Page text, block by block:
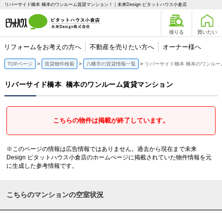
借りる 買いたい
リフォームをお考えの方へ 不動産を売りたい方へ オーナー様へ
リバーサイド橋本 橋本のワンルーム賃貸マンション！｜未来Design ピタットハウス小倉店
TOPページ 賃貸物件検索 八幡市の賃貸情報一覧 リバーサイド橋本 橋本のワンル
リバーサイド橋本 橋本のワンルーム賃貸マンション
こちらの物件は掲載が終了しています。
※このページの情報は広告情報ではありません。過去から現在まで未来
Design ピタットハウス小倉店のホームぺージに掲載されていた物件情報を元
に生成した参考情報です。
こちらのマンションの空室状況